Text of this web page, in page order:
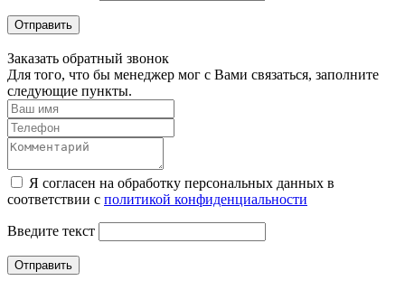
Отправить
Заказать обратный звонок
Для того, что бы менеджер мог с Вами связаться, заполните
следующие пункты.
Я согласен на обработку персональных данных в
соответствии с политикой конфиденциальности
Введите текст
Отправить